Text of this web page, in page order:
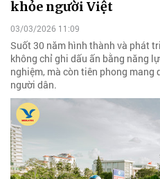
khỏe người Việt
03/03/2026 11:09
Suốt 30 năm hình thành và phát
không chỉ ghi dấu ấn bằng năng
nghiệm, mà còn tiên phong mang
người dân.